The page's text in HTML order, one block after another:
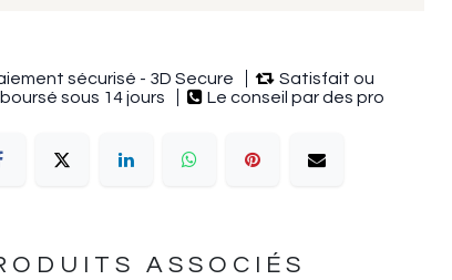
sécurisé - 3D Secure
Satisfait ou
sous 14 jours
Le conseil par des pro
ASSOCIÉS